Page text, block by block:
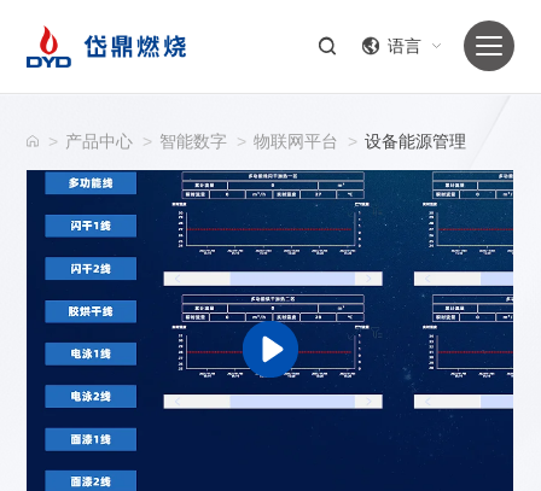
语言
> 产品中心 > 智能数字 > 物联网平台 > 设备能源管理